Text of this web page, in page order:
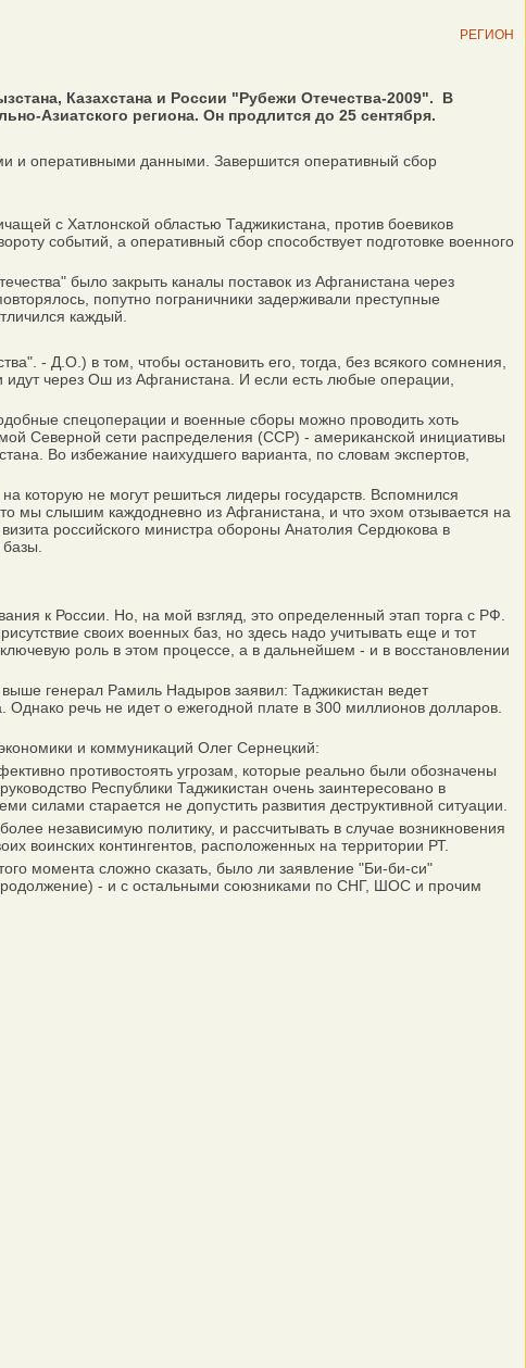
РЕГИОН
Казахстана и России "Рубежи Отечества-2009". В
Азиатского региона. Он продлится до 25 сентября.
и оперативными данными. Завершится оперативный сбор
с Хатлонской областью Таджикистана, против боевиков
событий, а оперативный сбор способствует подготовке военного
было закрыть каналы поставок из Афганистана через
попутно пограничники задерживали преступные
каждый.
- Д.О.) в том, чтобы остановить его, тогда, без всякого сомнения,
идут через Ош из Афганистана. И если есть любые операции,
спецоперации и военные сборы можно проводить хоть
Северной сети распределения (ССР) - американской инициативы
Во избежание наихудшего варианта, по словам экспертов,
которую не могут решиться лидеры государств. Вспомнился
мы слышим каждодневно из Афганистана, и что эхом отзывается на
российского министра обороны Анатолия Сердюкова в
к России. Но, на мой взгляд, это определенный этап торга с РФ.
своих военных баз, но здесь надо учитывать еще и тот
роль в этом процессе, а в дальнейшем - и в восстановлении
генерал Рамиль Надыров заявил: Таджикистан ведет
речь не идет о ежегодной плате в 300 миллионов долларов.
и коммуникаций Олег Сернецкий:
противостоять угрозам, которые реально были обозначены
Республики Таджикистан очень заинтересовано в
силами старается не допустить развития деструктивной ситуации.
независимую политику, и рассчитывать в случае возникновения
воинских контингентов, расположенных на территории РТ.
момента сложно сказать, было ли заявление "Би-би-си"
- и с остальными союзниками по СНГ, ШОС и прочим